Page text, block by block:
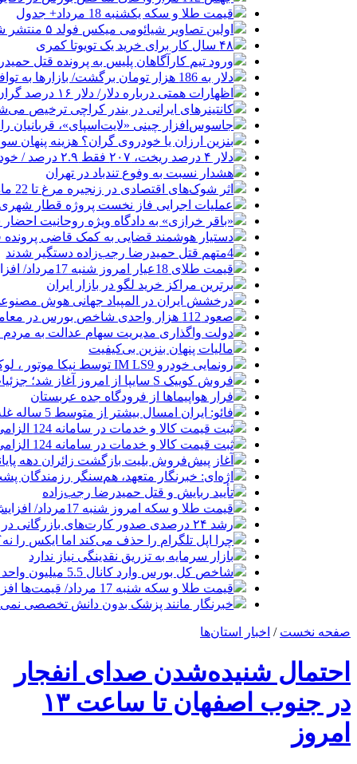
قیمت طلا و سکه یکشنبه 18 مرداد+ جدول
اولین تصاویر شیائومی میکس فولد ۵ منتشر شد
۴۸ سال کار برای خرید یک تویوتا کمری
ورود تیم کارآگاهان پلیس به پرونده قتل
دلار به 186 هزار تومان برگشت/ بازارها به توافق احتمالی هرمز چه واکنشی نشان دادند؟
اظهارات همتی درباره دلار/ دلار ۱۶ درصد گران شده؛ این افزایش طبیعی است
کانتینرهای ایرانی در بندر کراچی ترخیص می‌شود| تخفیف ۸۰ درصدی برای
جاسوس‌افزار چینی «لایت‌اسپای»، قربانیان را در ۱۳ کشور ازجمله آمریکا
بنزین ارزان یا خودروی گران؟ هزینه
دلار ۴ درصد ریخت، ۲۰۷ فقط ۲.۹ درصد / خودرو زیر فشار دلار کوتاه می‌آید؟
هشدار نسبت به وفوع تندباد در تهران
اثر شوک‌های اقتصادی در زنجیره مرغ تا 22 ماه باقی می‌ماند
عملیات اجرایی فاز نخست پروژه قطار
«باقر خرازی» به دادگاه ویژه روحانیت
دستیار هوشمند قضایی به کمک قاضی پرونده
4متهم قتل حمیدرضا رجب‌زاده دستگیر شدند
قیمت طلای 18عیار امروز شنبه 17مرداد/ افزایش قیمت + جدول و جزئیات
برترین مراکز خرید لگو در بازار ایران
درخشش ایران در المپیاد جهانی هوش
صعود 112 هزار واحدی شاخص بورس در معاملات امروز
دولت واگذاری مدیریت سهام عدالت به مردم
مالیات پنهان بنزین بی‌کیفیت
رونمایی خودرو IM LS9 توسط نیکا موتور ، لوکس ترین شاسی بلند EREV در ایران
فروش کوییک S سایپا از امروز آغاز شد؛ جزئیات ثبت‌نام و شرایط
فرار هواپیماها از فرودگاه جده عربستان
فائو: ایران امسال بیشتر از متوسط 5 ساله غله تولید می‌کند
ثبت قیمت کالا و خدمات در سامانه 124 الزامی شد
ثبت قیمت کالا و خدمات در سامانه 124 الزامی شد
آغاز پیش‌فروش بلیت بازگشت زائران دهه
اژه‌ای: خبرنگار متعهد، هم‌سنگر رزمندگان
تأیید ربایش و قتل حمیدرضا رجب‌زاده
قیمت طلا و سکه امروز شنبه 17مرداد/ افزایش همه قیمت ها + جدول و جزئیات
رشد ۲۴ درصدی صدور کارت‌های بازرگانی در گرگان
چرا اپل تلگرام را حذف می‌کند اما ایکس را
بازار سرمایه به تزریق نقدینگی نیاز ندارد
شاخص کل بورس وارد کانال 5.5 میلیون واحد شد
قیمت طلا و سکه شنبه 17 مرداد/ قیمت‌ها افزایشی
خبرنگار مانند پزشک بدون دانش تخصصی
صفحه نخست / اخبار استان‌ها
احتمال شنیده‌شدن صدای انفجار
در جنوب اصفهان تا ساعت ۱۳
امروز